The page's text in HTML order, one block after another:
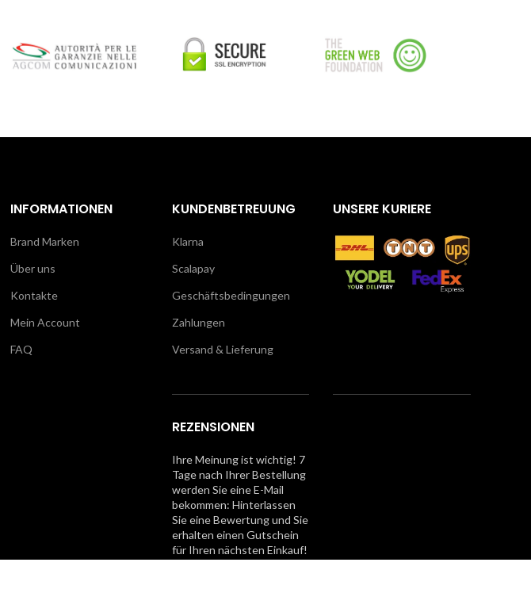
INFORMATIONEN
Brand Marken
Über uns
Kontakte
Mein Account
FAQ
KUNDENBETREUUNG
Klarna
Scalapay
Geschäftsbedingungen
Zahlungen
Versand & Lieferung
REZENSIONEN
Ihre Meinung ist wichtig! 7
Tage nach Ihrer Bestellung
werden Sie eine E-Mail
bekommen: Hinterlassen
Sie eine Bewertung und Sie
erhalten einen Gutschein
für Ihren nächsten Einkauf!
UNSERE KURIERE